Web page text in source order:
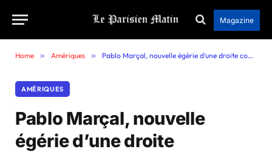
Magazine
Home » Amériques » Pablo Marçal, nouvelle égérie d’une droite conservatrice brésilienne 2.0
AMÉRIQUES
Pablo Marçal, nouvelle
égérie d’une droite